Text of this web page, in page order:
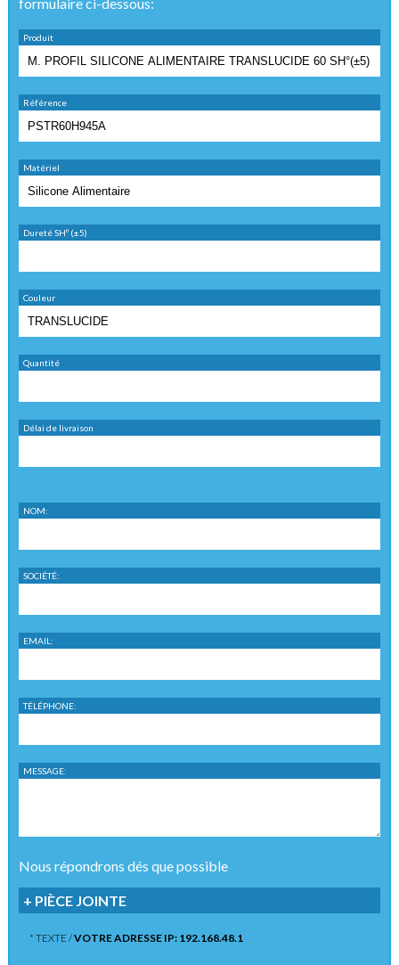
Produit
Référence
Matériel
Dureté SHº (±5)
Couleur
Quantité
Délai de livraison
NOM:
SOCIÉTÉ:
EMAIL:
TÉLÉPHONE:
MESSAGE:
Nous répondrons dés que possible
+ PIÈCE JOINTE
* TEXTE /VOTRE ADRESSE IP: 192.168.48.1